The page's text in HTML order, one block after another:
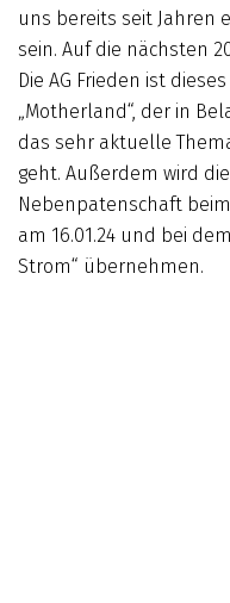
uns bereits seit Jahren
sein. Auf die nächsten
Die AG Frieden ist
„Motherland“, der in
das sehr aktuelle
geht. Außerdem wird
Nebenpatenschaft
am 16.01.24 und bei
Strom“ übernehmen.